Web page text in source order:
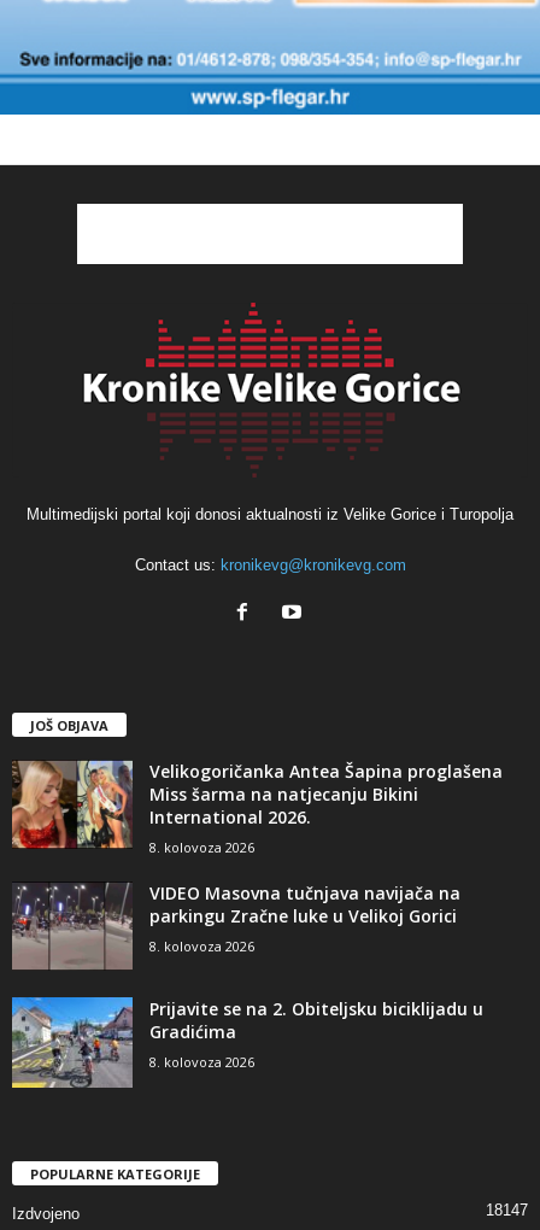
Multimedijski portal koji donosi aktualnosti iz Velike Gorice i Turopolja
Contact us: kronikevg@kronikevg.com
JOŠ OBJAVA
Velikogoričanka Antea Šapina proglašena
Miss šarma na natjecanju Bikini
International 2026.
8. kolovoza 2026
VIDEO Masovna tučnjava navijača na
parkingu Zračne luke u Velikoj Gorici
8. kolovoza 2026
Prijavite se na 2. Obiteljsku biciklijadu u
Gradićima
8. kolovoza 2026
POPULARNE KATEGORIJE
Izdvojeno 18147